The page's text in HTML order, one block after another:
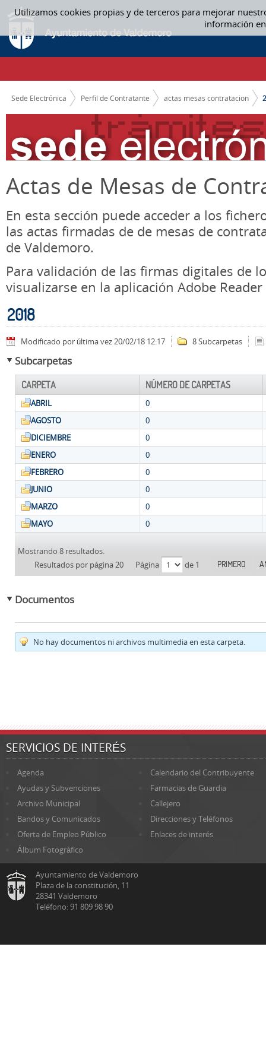
Utilizamos cookies propias y de terceros para mejorar
información
Saltar al contenido
2018 - ACTAS MESAS CONTRATACION
CAMINO DE MIGAS
Sede Electrónica Perfil de Contratante actas mesas contratacion
Actas de Mesas de
En esta sección puede acceder a los
las actas firmadas de de mesas de
de Valdemoro.
Para validación de las firmas digitales de
visualizarse en la aplicación Adobe Reader
2018
Modificado por última vez 20/02/18 12:17 8 Subcarpetas
Subcarpetas
CARPETA NÚMERO DE CARPETAS
ABRIL
0
AGOSTO
0
DICIEMBRE
0
ENERO
0
FEBRERO
0
JUNIO
0
MARZO
0
MAYO
0
Mostrando 8 resultados.
Resultados por página 20
Página de 1 PRIMERO
Documentos
No hay documentos ni archivos multimedia en esta carpeta.
SERVICIOS DE INTERÉS
Agenda
Calendario del Contribuyente
Ayudas y Subvenciones
Farmacias de Guardia
Archivo Municipal
Callejero
Bandos y Comunicados
Direcciones y Teléfonos
Oferta de Empleo Público
Enlaces de interés
Álbum Fotográfico
Ayuntamiento de Valdemoro
Plaza de la constitución, 11
28341 Valdemoro
Teléfono: 91 809 98 90